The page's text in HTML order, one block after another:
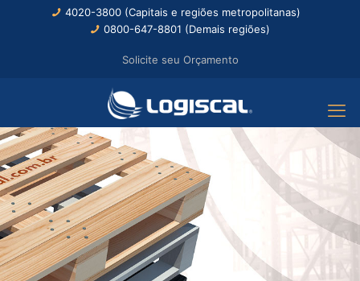
4020-3800 (Capitais e regiões metropolitanas)
0800-647-8801 (Demais regiões)
Solicite seu Orçamento